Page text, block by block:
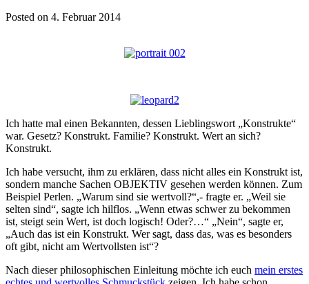
Posted on 4. Februar 2014
Ich hatte mal einen Bekannten, dessen Lieblingswort „Konstrukte“
war. Gesetz? Konstrukt. Familie? Konstrukt. Wert an sich?
Konstrukt.
Ich habe versucht, ihm zu erklären, dass nicht alles ein Konstrukt ist,
sondern manche Sachen OBJEKTIV gesehen werden können. Zum
Beispiel Perlen. „Warum sind sie wertvoll?“,- fragte er. „Weil sie
selten sind“, sagte ich hilflos. „Wenn etwas schwer zu bekommen
ist, steigt sein Wert, ist doch logisch! Oder?…“ „Nein“, sagte er,
„Auch das ist ein Konstrukt. Wer sagt, dass das, was es besonders
oft gibt, nicht am Wertvollsten ist“?
Nach dieser philosophischen Einleitung möchte ich euch mein erstes